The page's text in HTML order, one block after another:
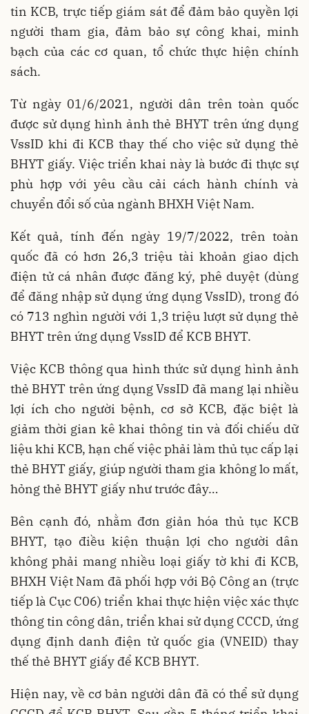
tin KCB, trực tiếp giám sát để đảm bảo quyền lợi
người tham gia, đảm bảo sự công khai, minh
bạch của các cơ quan, tổ chức thực hiện chính
sách.
Từ ngày 01/6/2021, người dân trên toàn quốc
được sử dụng hình ảnh thẻ BHYT trên ứng dụng
VssID khi đi KCB thay thế cho việc sử dụng thẻ
BHYT giấy. Việc triển khai này là bước đi thực sự
phù hợp với yêu cầu cải cách hành chính và
chuyển đổi số của ngành BHXH Việt Nam.
Kết quả, tính đến ngày 19/7/2022, trên toàn
quốc đã có hơn 26,3 triệu tài khoản giao dịch
điện tử cá nhân được đăng ký, phê duyệt (dùng
để đăng nhập sử dụng ứng dụng VssID), trong đó
có 713 nghìn người với 1,3 triệu lượt sử dụng thẻ
BHYT trên ứng dụng VssID để KCB BHYT.
Việc KCB thông qua hình thức sử dụng hình ảnh
thẻ BHYT trên ứng dụng VssID đã mang lại nhiều
lợi ích cho người bệnh, cơ sở KCB, đặc biệt là
giảm thời gian kê khai thông tin và đối chiếu dữ
liệu khi KCB, hạn chế việc phải làm thủ tục cấp lại
thẻ BHYT giấy, giúp người tham gia không lo mất,
hỏng thẻ BHYT giấy như trước đây…
Bên cạnh đó, nhằm đơn giản hóa thủ tục KCB
BHYT, tạo điều kiện thuận lợi cho người dân
không phải mang nhiều loại giấy tờ khi đi KCB,
BHXH Việt Nam đã phối hợp với Bộ Công an (trực
tiếp là Cục C06) triển khai thực hiện việc xác thực
thông tin công dân, triển khai sử dụng CCCD, ứng
dụng định danh điện tử quốc gia (VNEID) thay
thế thẻ BHYT giấy để KCB BHYT.
Hiện nay, về cơ bản người dân đã có thể sử dụng